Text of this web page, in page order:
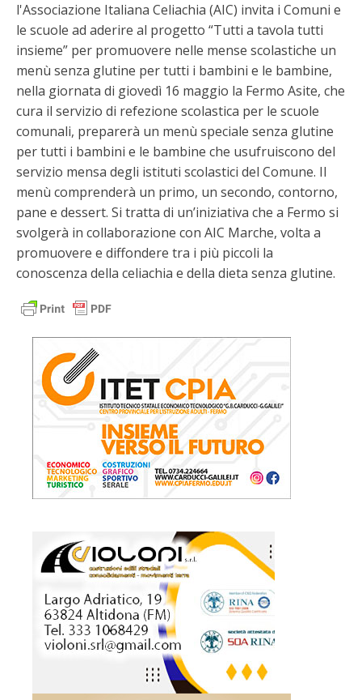
l'Associazione Italiana Celiachia (AIC) invita i Comuni e
le scuole ad aderire al progetto “Tutti a tavola tutti
insieme” per promuovere nelle mense scolastiche un
menù senza glutine per tutti i bambini e le bambine,
nella giornata di giovedì 16 maggio la Fermo Asite, che
cura il servizio di refezione scolastica per le scuole
comunali, preparerà un menù speciale senza glutine
per tutti i bambini e le bambine che usufruiscono del
servizio mensa degli istituti scolastici del Comune. Il
menù comprenderà un primo, un secondo, contorno,
pane e dessert. Si tratta di un’iniziativa che a Fermo si
svolgerà in collaborazione con AIC Marche, volta a
promuovere e diffondere tra i più piccoli la
conoscenza della celiachia e della dieta senza glutine.